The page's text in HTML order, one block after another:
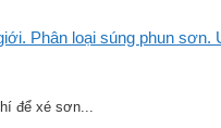
Phân loại súng phun
để xé sơn...